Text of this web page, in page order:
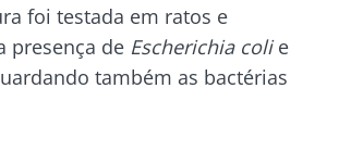
foi testada em ratos e
presença de Escherichia colie
também as bactérias
e receba "The Essential" uma
as últimas notícias sobre a